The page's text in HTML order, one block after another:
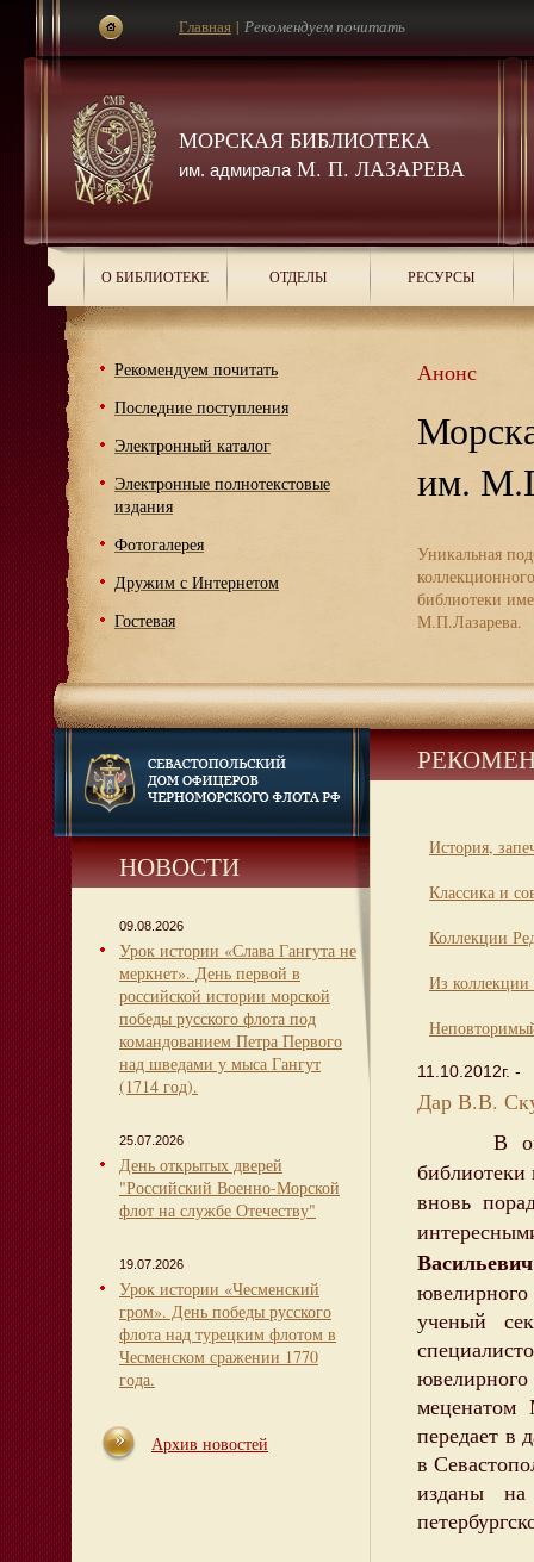
МОРСКАЯ БИБЛИОТЕКА
им. адмиралаМ. П. ЛАЗАРЕВА
Главная | Рекомендуем почитать
О БИБЛИОТЕКЕ ОТДЕЛЫ РЕСУРСЫ
Рекомендуем почитать
Последние поступления
Электронный каталог
Электронные полнотекстовые
издания
Фотогалерея
Дружим с Интернетом
Гостевая
Анонс
им.
Уникальная
библиотеки
М.П.Лазарева.
НОВОСТИ
09.08.2026
Урок истории «Слава Гангута не
меркнет». День первой в
российской истории морской
победы русского флота под
командованием Петра Первого
над шведами у мыса Гангут
(1714 год).
25.07.2026
День открытых дверей
"Российский Военно-Морской
флот на службе Отечеству"
19.07.2026
Урок истории «Чесменский
гром». День победы русского
флота над турецким флотом в
Чесменском сражении 1770
года.
Архив новостей
История,
Классика и
Коллекции
Из
11.10.2012г. -
Дар В.В.
В
вновь
ученый
меценатом
передает в
в
изданы на